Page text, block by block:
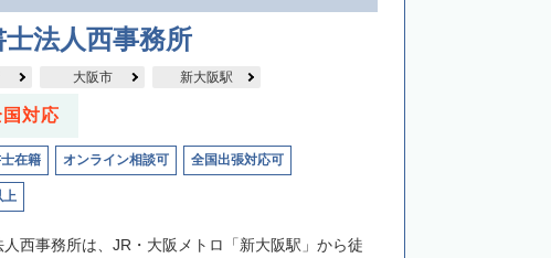
法人西事務所
大阪市 新大阪駅
対応
在籍 オンライン相談可 全国出張対応可
上
西事務所は、JR・大阪メトロ「新大阪駅」から徒